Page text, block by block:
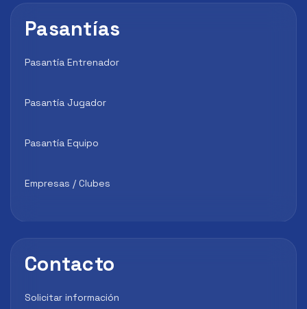
Pasantías
Pasantía Entrenador
Pasantía Jugador
Pasantía Equipo
Empresas / Clubes
Contacto
Solicitar información